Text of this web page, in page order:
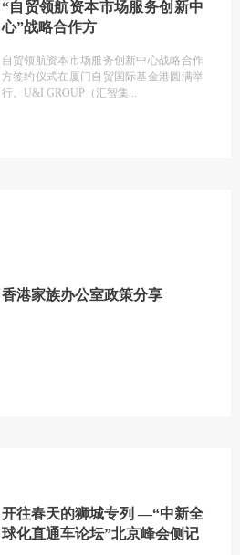
“自贸领航资本市场服务创新中
心”战略合作方
自贸领航资本市场服务创新中心战略合作
方签约仪式在厦门自贸国际基金港圆满举
行。U&I GROUP（汇智集
香港家族办公室政策分享
开往春天的狮城专列 —“中新全
球化直通车论坛”北京峰会侧记